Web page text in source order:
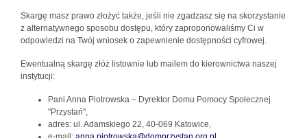
Skargę masz prawo złożyć także, jeśli nie zgadzasz się na skorzystanie
z alternatywnego sposobu dostępu, który zaproponowaliśmy Ci w
odpowiedzi na Twój wniosek o zapewnienie dostępności cyfrowej.
Ewentualną skargę złóż listownie lub mailem do kierownictwa naszej
instytucji:
Pani Anna Piotrowska – Dyrektor Domu Pomocy Społecznej
"Przystań",
adres: ul. Adamskiego 22, 40-069 Katowice,